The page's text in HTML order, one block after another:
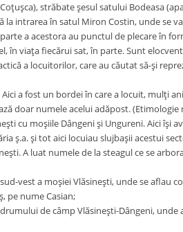
străbate şesul satului Bodeasa
intrarea în satul Miron Costin, unde se
a acestora au punctul de plecare în
în viaţa fiecărui sat, în parte. Sunt
a locuitorilor, care au căutat să-şi
a fost un bordei în care a locuit, mulţi
doar numele acelui adăpost. (Etimologie
cu moşiile Dângeni şi Ungureni. Aici îşi
ş.a. şi tot aici locuiau slujbaşii acestui
A luat numele de la steagul ce se
vest a moşiei Vlăsineşti, unde se aflau
pe nume Casian;
de câmp Vlăsineşti-Dângeni,